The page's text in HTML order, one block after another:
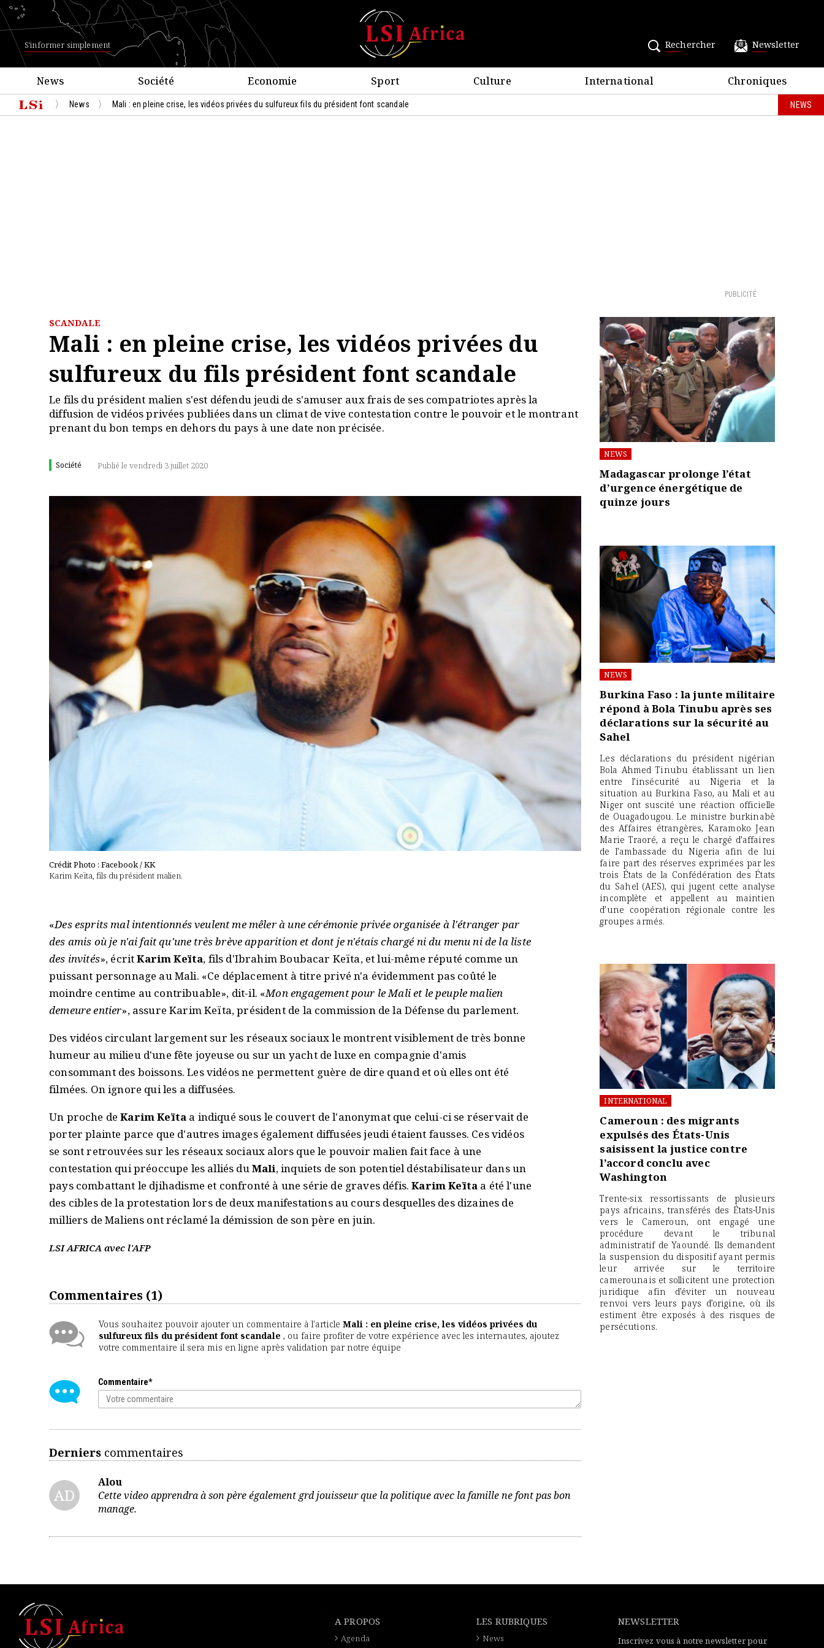
S'informer simplement Rechercher Newsletter
News Société Economie Sport Culture International Chroniques
News Mali : en pleine crise, les vidéos privées du sulfureux fils du président font scandale NEWS
PUBLICITÉ
SCANDALE
Mali : en pleine crise, les vidéos privées du
sulfureux du fils président font scandale
Le fils du président malien s'est défendu jeudi de s'amuser aux frais de ses compatriotes après la
diffusion de vidéos privées publiées dans un climat de vive contestation contre le pouvoir et le montrant
prenant du bon temps en dehors du pays à une date non précisée.
Société Publié le vendredi 3 juillet 2020
Crédit Photo : Facebook / KK
Karim Keïta, fils du président malien.
«Des esprits mal intentionnés veulent me mêler à une cérémonie privée organisée à l'étranger par
des amis où je n'ai fait qu'une très brève apparition et dont je n'étais chargé ni du menu ni de la liste
des invités», écritKarim Keïta, fils d'Ibrahim Boubacar Keïta, et lui-même réputé comme un
puissant personnage au Mali. «Ce déplacement à titre privé n'a évidemment pas coûté le
moindre centime au contribuable», dit-il. «Mon engagement pour le Mali et le peuple malien
demeure entier», assure Karim Keïta, président de la commission de la Défense du parlement.
Des vidéos circulant largement sur les réseaux sociaux le montrent visiblement de très bonne
humeur au milieu d'une fête joyeuse ou sur un yacht de luxe en compagnie d'amis
consommant des boissons. Les vidéos ne permettent guère de dire quand et où elles ont été
filmées. On ignore qui les a diffusées.
Un proche deKarim Keïta a indiqué sous le couvert de l'anonymat que celui-ci se réservait de
porter plainte parce que d'autres images également diffusées jeudi étaient fausses. Ces vidéos
se sont retrouvées sur les réseaux sociaux alors que le pouvoir malien fait face à une
contestation qui préoccupe les alliés duMali, inquiets de son potentiel déstabilisateur dans un
pays combattant le djihadisme et confronté à une série de graves défis.Karim Keïta a été l'une
des cibles de la protestation lors de deux manifestations au cours desquelles des dizaines de
milliers de Maliens ont réclamé la démission de son père en juin.
LSI AFRICA avec l'AFP
Commentaires (1)
Vous souhaitez pouvoir ajouter un commentaire à l'article Mali : en pleine crise, les vidéos privées du
sulfureux fils du président font scandale , ou faire profiter de votre expérience avec les internautes, ajoutez
votre commentaire il sera mis en ligne après validation par notre équipe
Commentaire*
Derniers commentaires
AD
Alou
Cette video apprendra à son père également grd jouisseur que la politique avec la famille ne font pas bon
manage.
NEWS
Madagascar prolonge l’état
d’urgence énergétique de
quinze jours
NEWS
Burkina Faso : la junte militaire
répond à Bola Tinubu après ses
déclarations sur la sécurité au
Sahel
Les déclarations du président nigérian
Bola Ahmed Tinubu établissant un lien
entre l’insécurité au Nigeria et la
situation au Burkina Faso, au Mali et au
Niger ont suscité une réaction officielle
de Ouagadougou. Le ministre burkinabè
des Affaires étrangères, Karamoko Jean
Marie Traoré, a reçu le chargé d’affaires
de l’ambassade du Nigeria afin de lui
faire part des réserves exprimées par les
trois États de la Confédération des États
du Sahel (AES), qui jugent cette analyse
incomplète et appellent au maintien
d’une coopération régionale contre les
groupes armés.
INTERNATIONAL
Cameroun : des migrants
expulsés des États-Unis
saisissent la justice contre
l’accord conclu avec
Washington
Trente-six ressortissants de plusieurs
pays africains, transférés des États-Unis
vers le Cameroun, ont engagé une
procédure devant le tribunal
administratif de Yaoundé. Ils demandent
la suspension du dispositif ayant permis
leur arrivée sur le territoire
camerounais et sollicitent une protection
juridique afin d’éviter un nouveau
renvoi vers leurs pays d’origine, où ils
estiment être exposés à des risques de
persécutions.
A PROPOS
Agenda
LES RUBRIQUES
News
NEWSLETTER
Inscrivez vous à notre newsletter pour